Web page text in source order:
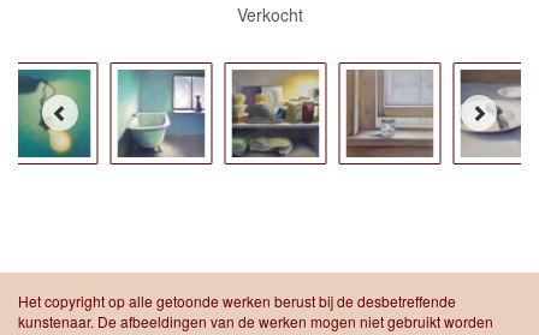
Verkocht
Het copyright op alle getoonde werken berust bij de desbetreffende
kunstenaar. De afbeeldingen van de werken mogen niet gebruikt worden